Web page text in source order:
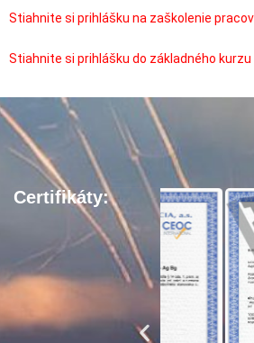
Stiahnite si prihlášku na zaškolenie
Stiahnite si prihlášku do základného kurzu
Certifikáty: